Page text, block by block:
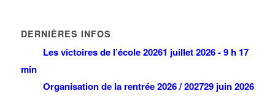
DERNIÈRES INFOS
Les victoires de l’école 20261 juillet 2026 - 9 h 17
min
Organisation de la rentrée 2026 / 202729 juin 2026